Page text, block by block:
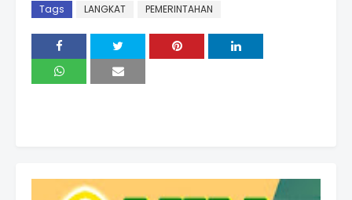
Tags LANGKAT PEMERINTAHAN